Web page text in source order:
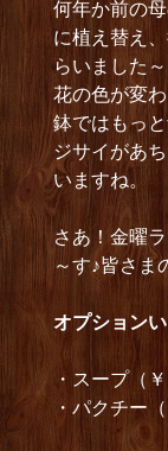
何年か前の
に植え替え
らいました
花の色が変
鉢ではもっ
ジサイがあ
いますね。
さあ！金曜
～す♪皆さま
オプション
・スープ（
・パクチー